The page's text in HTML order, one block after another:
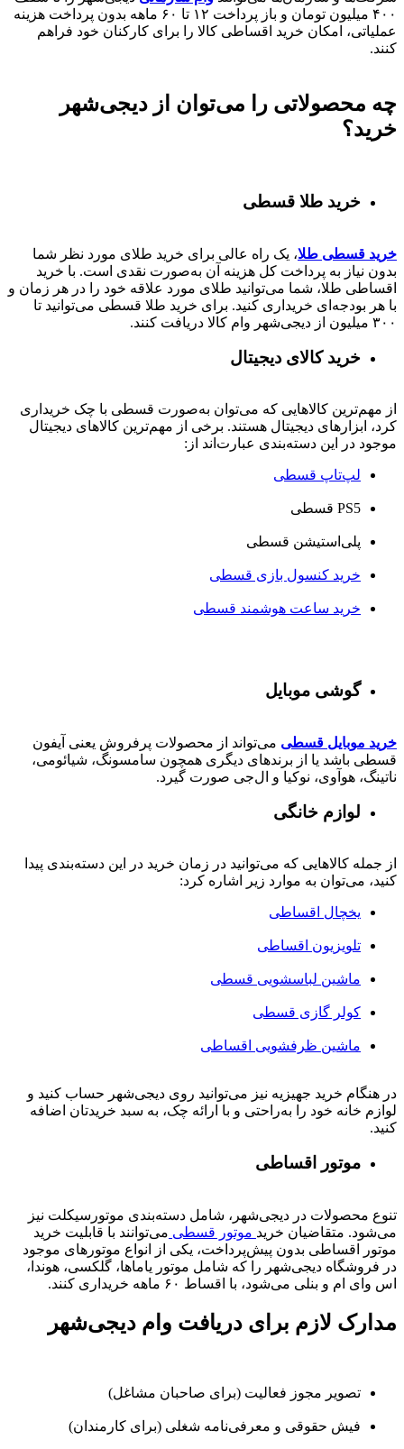
۴۰۰ میلیون تومان و باز پرداخت ۱۲ تا ۶۰
ماهه بدون پرداخت هزینه
عملیاتی، امکان خرید اقساطی کالا را برای کارکنان خود فراهم
کنند.
چه محصولاتی را می‌توان از دیجی‌شهر
خرید؟
خرید طلا قسطی
خرید قسطی طلا، یک راه عالی برای خرید طلای مورد نظر شما
بدون نیاز به پرداخت کل هزینه آن به‌صورت نقدی است. با خرید
اقساطی طلا، شما می‌توانید طلای مورد علاقه خود را در هر زمان و
با هر بودجه‌ای خریداری کنید. برای خرید طلا قسطی می‌توانید تا
۳۰۰ میلیون از دیجی‌شهر وام کالا دریافت کنند.
خرید کالای دیجیتال
از مهم‌ترین کالاهایی که می‌توان به‌صورت قسطی با چک خریداری
کرد، ابزارهای دیجیتال هستند. برخی از مهم‌ترین کالاهای دیجیتال
موجود در این دسته‌بندی عبارت‌اند از:
لپ‌تاپ قسطی
PS5 قسطی
پلی‌استیشن قسطی
خرید کنسول بازی قسطی
خرید ساعت هوشمند قسطی
گوشی موبایل
خرید موبایل قسطی می‌تواند از محصولات پرفروش یعنی آیفون
قسطی باشد یا از برندهای دیگری همچون سامسونگ، شیائومی،
ناتینگ، هوآوی، نوکیا و ال‌جی صورت گیرد.
لوازم خانگی
از جمله کالاهایی که می‌توانید در زمان خرید در این دسته‌بندی پیدا
کنید، می‌توان به موارد زیر اشاره کرد:
یخچال اقساطی
تلویزیون اقساطی
ماشین لباسشویی قسطی
کولر گازی قسطی
ماشین ظرفشویی اقساطی
در هنگام خرید جهیزیه نیز می‌توانید روی دیجی‌شهر حساب کنید و
لوازم خانه خود را به‌راحتی و با ارائه چک، به سبد خریدتان اضافه
کنید.
موتور اقساطی
تنوع محصولات در دیجی‌شهر، شامل دسته‌بندی موتورسیکلت نیز
می‌شود. متقاضیان خرید موتور قسطی می‌توانند با قابلیت خرید
موتور اقساطی بدون پیش‌پرداخت، یکی از انواع موتورهای موجود
در فروشگاه دیجی‌شهر را که شامل موتور یاماها، گلکسی، هوندا،
اس وای ام و بنلی می‌شود، با اقساط ۶۰ ماهه خریداری کنند.
مدارک لازم برای دریافت وام دیجی‌شهر
تصویر مجوز فعالیت (برای صاحبان مشاغل)
فیش حقوقی و معرفی‌نامه شغلی (برای کارمندان)